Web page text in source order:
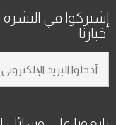
اشتركوا في النشرة
أخبارنا